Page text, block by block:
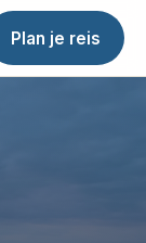
Plan je reis